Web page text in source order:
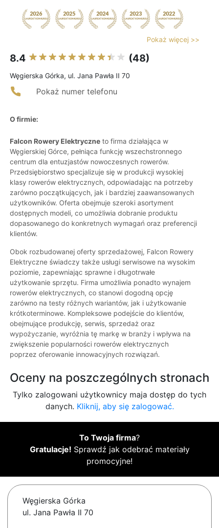
Pokaż więcej >>
8.4 (48)
Węgierska Górka, ul. Jana Pawła II 70
Pokaż numer telefonu
O firmie:
Falcon Rowery Elektryczne to firma działająca w
Węgierskiej Górce, pełniąca funkcję wszechstronnego
centrum dla entuzjastów nowoczesnych rowerów.
Przedsiębiorstwo specjalizuje się w produkcji wysokiej
klasy rowerów elektrycznych, odpowiadając na potrzeby
zarówno początkujących, jak i bardziej zaawansowanych
użytkowników. Oferta obejmuje szeroki asortyment
dostępnych modeli, co umożliwia dobranie produktu
dopasowanego do konkretnych wymagań oraz preferencji
klientów.
Obok rozbudowanej oferty sprzedażowej, Falcon Rowery
Elektryczne świadczy także usługi serwisowe na wysokim
poziomie, zapewniając sprawne i długotrwałe
użytkowanie sprzętu. Firma umożliwia ponadto wynajem
rowerów elektrycznych, co stanowi dogodną opcję
zarówno na testy różnych wariantów, jak i użytkowanie
krótkoterminowe. Kompleksowe podejście do klientów,
obejmujące produkcję, serwis, sprzedaż oraz
wypożyczanie, wyróżnia tę markę w branży i wpływa na
zwiększenie popularności rowerów elektrycznych
poprzez oferowanie innowacyjnych rozwiązań.
Oceny na poszczególnych stronach
Tylko zalogowani użytkownicy maja dostęp do tych
danych. Kliknij, aby się zalogować.
To Twoja firma?
Gratulacje! Sprawdź jak odebrać materiały
promocyjne!
Węgierska Górka
ul. Jana Pawła II 70